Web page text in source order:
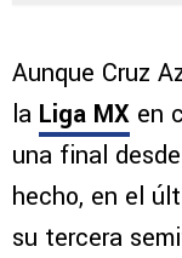
Aunque Cruz
la Liga MX en
una final
hecho, en el
su tercera